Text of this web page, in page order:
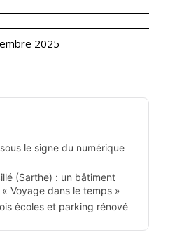
2025
le signe du numérique
(Sarthe) : un bâtiment
Voyage dans le temps »
écoles et parking rénové